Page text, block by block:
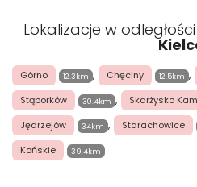
Lokalizacje w
Górno 12.3km , Chęciny 12.5km ,
Stąporków 30.4km , Skarżysko
Jędrzejów 34km , Starachowice
Końskie 39.4km